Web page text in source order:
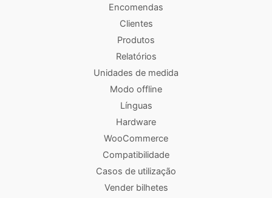
Encomendas
Clientes
Produtos
Relatórios
Unidades de medida
Modo offline
Línguas
Hardware
WooCommerce
Compatibilidade
Casos de utilização
Vender bilhetes